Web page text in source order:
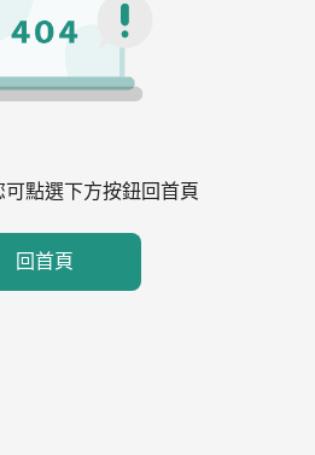
點選下方按鈕回首頁
回首頁